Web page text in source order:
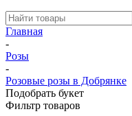
Главная
-
Розы
-
Розовые розы в Добрянке
Подобрать букет
Фильтр товаров